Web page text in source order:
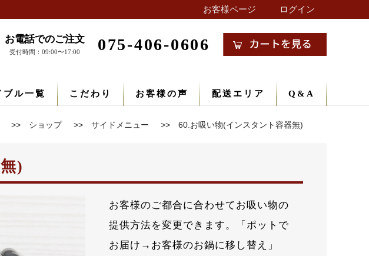
お客様ページ ログイン
お電話でのご注文
受付時間：09:00〜17:00 075-406-0606
ブル一覧 こだわり お客様の声 配送エリア Q&A
ショップ サイドメニュー 60.お吸い物(インスタント容器無)
)
お客様のご都合に合わせてお吸い物の
提供方法を変更できます。「ポットで
お届け→お客様のお鍋に移し替え」